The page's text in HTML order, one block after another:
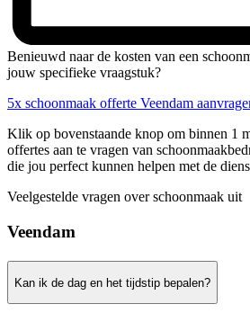
Benieuwd naar de kosten van een
jouw specifieke vraagstuk?
5x schoonmaak offerte Veendam
Klik op bovenstaande knop om binnen 1
offertes aan te vragen van
die jou perfect kunnen helpen met de
Veelgestelde vragen over schoonmaak uit
Veendam
Kan ik de dag en het tijdstip bepalen?